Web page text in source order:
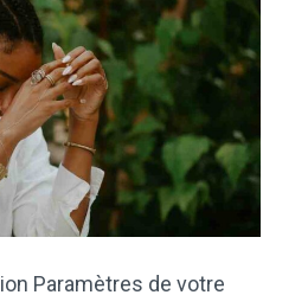
Paramètres de votre